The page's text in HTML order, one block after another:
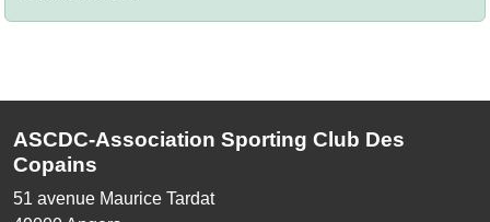
ASCDC-Association Sporting Club Des
Copains
51 avenue Maurice Tardat